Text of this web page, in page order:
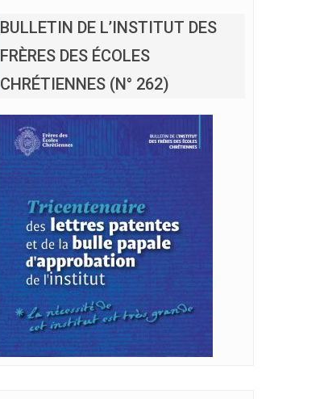
FRÈRES DES ÉCOLES
CHRÉTIENNES (N° 262)